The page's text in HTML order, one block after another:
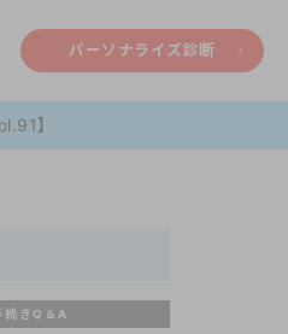
パーソナライズ診断
】
続きQ＆A